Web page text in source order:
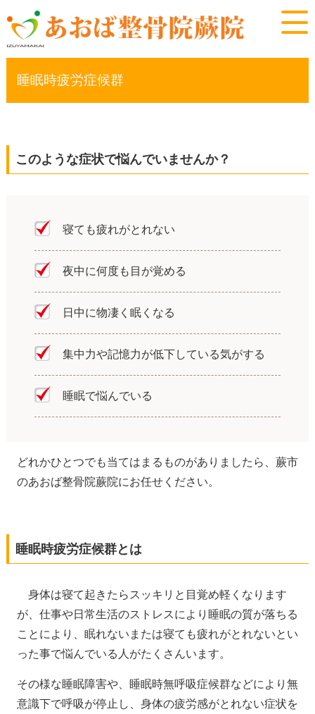
睡眠時疲労症候群
このような症状で悩んでいませんか？
寝ても疲れがとれない
夜中に何度も目が覚める
日中に物凄く眠くなる
集中力や記憶力が低下している気がする
睡眠で悩んでいる
どれかひとつでも当てはまるものがありましたら、蕨市
のあおば整骨院蕨院にお任せください。
睡眠時疲労症候群とは
身体は寝て起きたらスッキリと目覚め軽くなります
が、仕事や日常生活のストレスにより睡眠の質が落ちる
ことにより、眠れないまたは寝ても疲れがとれないとい
った事で悩んでいる人がたくさんいます。
その様な睡眠障害や、睡眠時無呼吸症候群などにより無
意識下で呼吸が停止し、身体の疲労感がとれない症状を